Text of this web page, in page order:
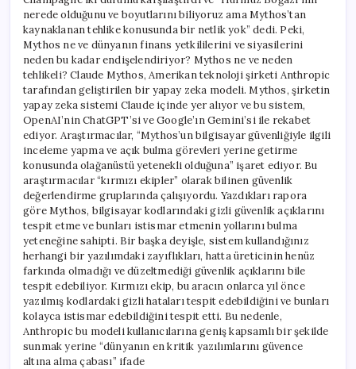
nerede olduğunu ve boyutlarını biliyoruz ama Mythos’tan
kaynaklanan tehlike konusunda bir netlik yok” dedi. Peki,
Mythos ne ve dünyanın finans yetkililerini ve siyasilerini
neden bu kadar endişelendiriyor? Mythos ne ve neden
tehlikeli? Claude Mythos, Amerikan teknoloji şirketi Anthropic
tarafından geliştirilen bir yapay zeka modeli. Mythos, şirketin
yapay zeka sistemi Claude içinde yer alıyor ve bu sistem,
OpenAI’nin ChatGPT’si ve Google’ın Gemini’si ile rekabet
ediyor. Araştırmacılar, “Mythos’un bilgisayar güvenliğiyle ilgili
inceleme yapma ve açık bulma görevleri yerine getirme
konusunda olağanüstü yetenekli olduğuna” işaret ediyor. Bu
araştırmacılar “kırmızı ekipler” olarak bilinen güvenlik
değerlendirme gruplarında çalışıyordu. Yazdıkları rapora
göre Mythos, bilgisayar kodlarındaki gizli güvenlik açıklarını
tespit etme ve bunları istismar etmenin yollarını bulma
yeteneğine sahipti. Bir başka deyişle, sistem kullandığınız
herhangi bir yazılımdaki zayıflıkları, hatta üreticinin henüz
farkında olmadığı ve düzeltmediği güvenlik açıklarını bile
tespit edebiliyor. Kırmızı ekip, bu aracın onlarca yıl önce
yazılmış kodlardaki gizli hataları tespit edebildiğini ve bunları
kolayca istismar edebildiğini tespit etti. Bu nedenle,
Anthropic bu modeli kullanıcılarına geniş kapsamlı bir şekilde
sunmak yerine “dünyanın en kritik yazılımlarını güvence
altına alma çabası” ifade